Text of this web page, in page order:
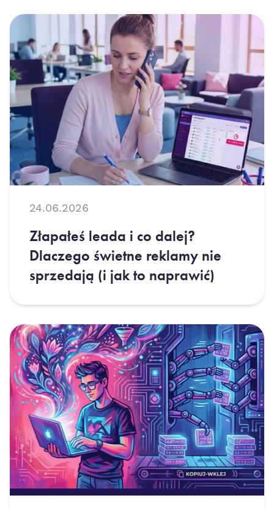
24.06.2026
Złapałeś leada i co dalej?
Dlaczego świetne reklamy nie
sprzedają (i jak to naprawić)